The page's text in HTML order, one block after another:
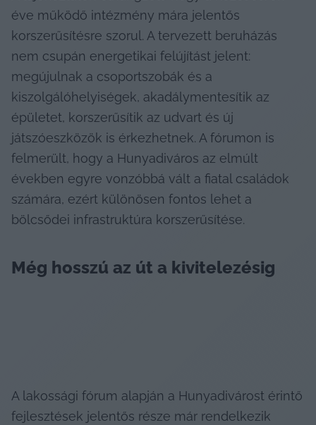
éve működő intézmény mára jelentős
korszerűsítésre szorul. A tervezett beruházás
nem csupán energetikai felújítást jelent:
megújulnak a csoportszobák és a
kiszolgálóhelyiségek, akadálymentesítik az
épületet, korszerűsítik az udvart és új
játszóeszközök is érkezhetnek. A fórumon is
felmerült, hogy a Hunyadiváros az elmúlt
években egyre vonzóbbá vált a fiatal családok
számára, ezért különösen fontos lehet a
bölcsődei infrastruktúra korszerűsítése.
Még hosszú az út a kivitelezésig
A lakossági fórum alapján a Hunyadivárost érintő
fejlesztések jelentős része már rendelkezik